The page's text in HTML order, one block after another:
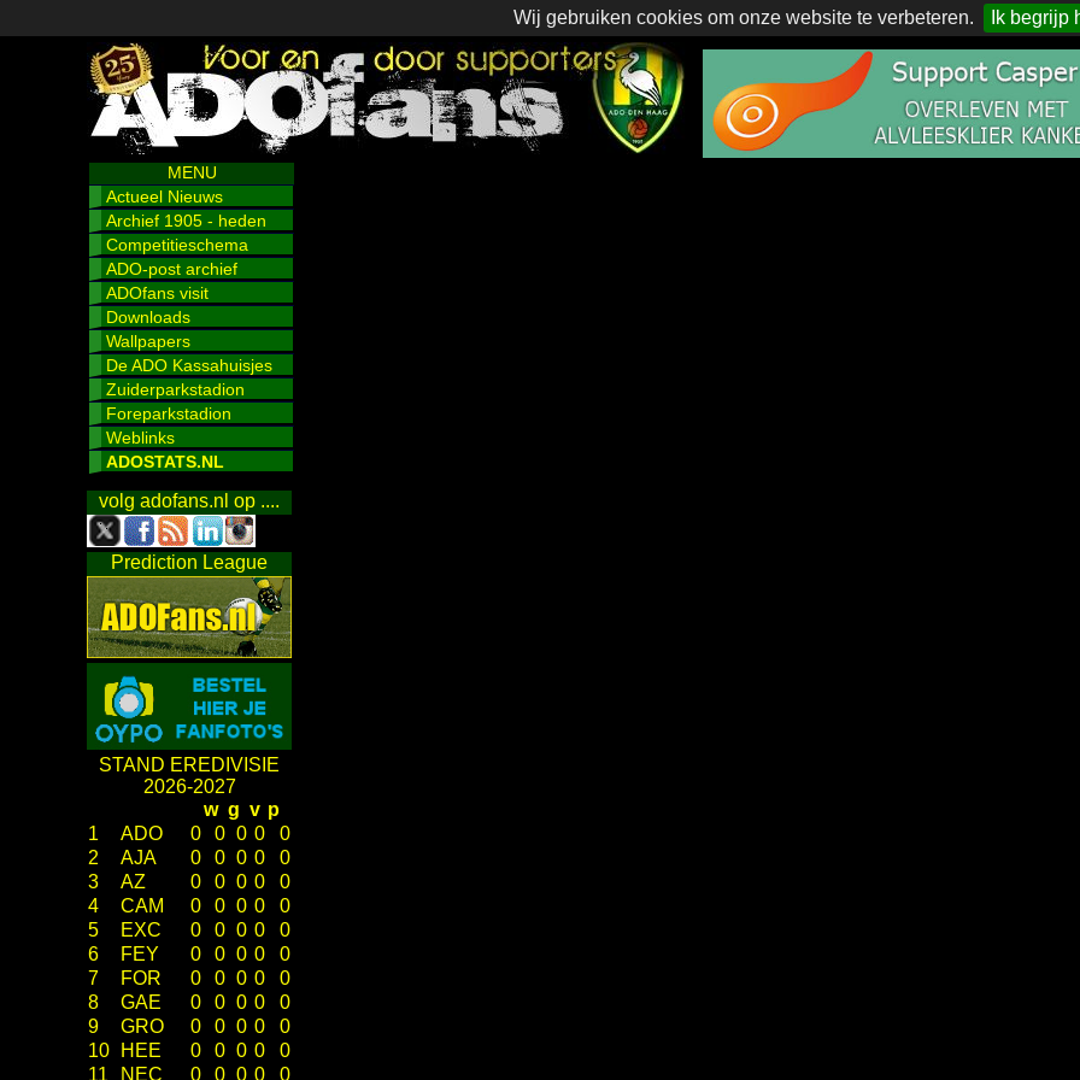
Wij gebruiken cookies om onze website te verbeteren. Ik begrijp
MENU
Actueel Nieuws
Archief 1905 - heden
Competitieschema
ADO-post archief
ADOfans visit
Downloads
Wallpapers
De ADO Kassahuisjes
Zuiderparkstadion
Foreparkstadion
Weblinks
ADOSTATS.NL
volg adofans.nl op ....
Prediction League
STAND EREDIVISIE
2026-2027
w g v p
1
ADO 0 0 0 0
0
2
AJA 0 0 0 0
0
3
AZ 0 0 0 0
0
4
CAM 0 0 0 0
0
5
EXC 0 0 0 0
0
6
FEY 0 0 0 0
0
7
FOR 0 0 0 0
0
8
GAE 0 0 0 0
0
9
GRO 0 0 0 0
0
10
HEE 0 0 0 0
0
11
NEC 0 0 0 0 0